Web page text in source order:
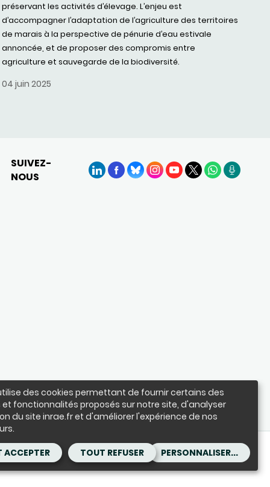
des cookies permettant de fournir certains des
et fonctionnalités proposés sur notre site, d'analyser
du site inrae.fr et d'améliorer l'expérience de nos
PERSONNALISER...
ACCEPTER TOUT REFUSER
préservant les activités d’élevage. L’enjeu est
d’accompagner l’adaptation de l’agriculture des territoires
de marais à la perspective de pénurie d’eau estivale
annoncée, et de proposer des compromis entre
agriculture et sauvegarde de la biodiversité.
04 juin 2025
SUIVEZ-
NOUS
LinkedInFacebook
BlueSkyInstagram
YouTube
X WhatsApp
Podcasts
Achats
aux documents administratifs
Cookies